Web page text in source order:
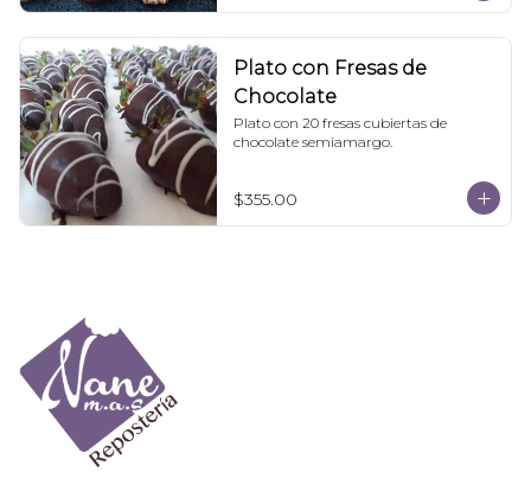
Plato con Fresas de
Chocolate
Plato con 20 fresas cubiertas de
chocolate semiamargo.
$355.00